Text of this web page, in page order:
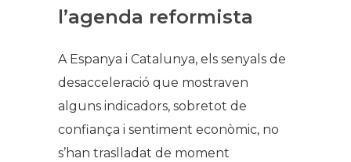
l’agenda reformista
A Espanya i Catalunya, els senyals de
desacceleració que mostraven
alguns indicadors, sobretot de
confiança i sentiment econòmic, no
s’han traslladat de moment